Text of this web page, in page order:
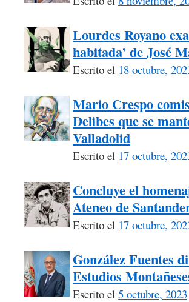
Lourdes Royano
habitada’ de José
Escrito el 18 octubre,
Mario Crespo
Delibes que se
Valladolid
Escrito el 17 octubre,
Concluye el
Ateneo de
Escrito el 17 octubre,
González Fuentes
Estudios
Escrito el 5 octubre, 2023